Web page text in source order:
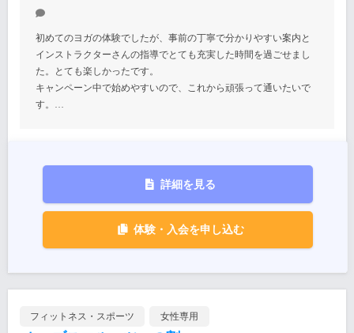
初めてのヨガの体験でしたが、事前の丁寧で分かりやすい案内と
インストラクターさんの指導でとても充実した時間を過ごせまし
た。とても楽しかったです。
キャンペーン中で始めやすいので、これから頑張って通いたいで
す。…
詳細を見る
体験・入会を申し込む
フィットネス・スポーツ 女性専用